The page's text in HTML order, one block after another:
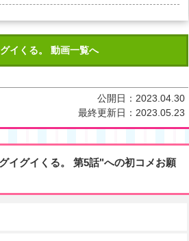
イくる。 動画一覧へ
公開日： 2023.04.30
最終更新日： 2023.05.23
イグイくる。 第5話"への初コメお願